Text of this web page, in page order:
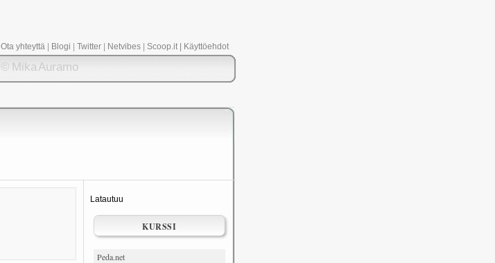
Ota yhteyttä Blogi Twitter Netvibes Scoop.it| Käyttöehdot
© Mika Auramo
Latautuu
KURSSI
Peda.net